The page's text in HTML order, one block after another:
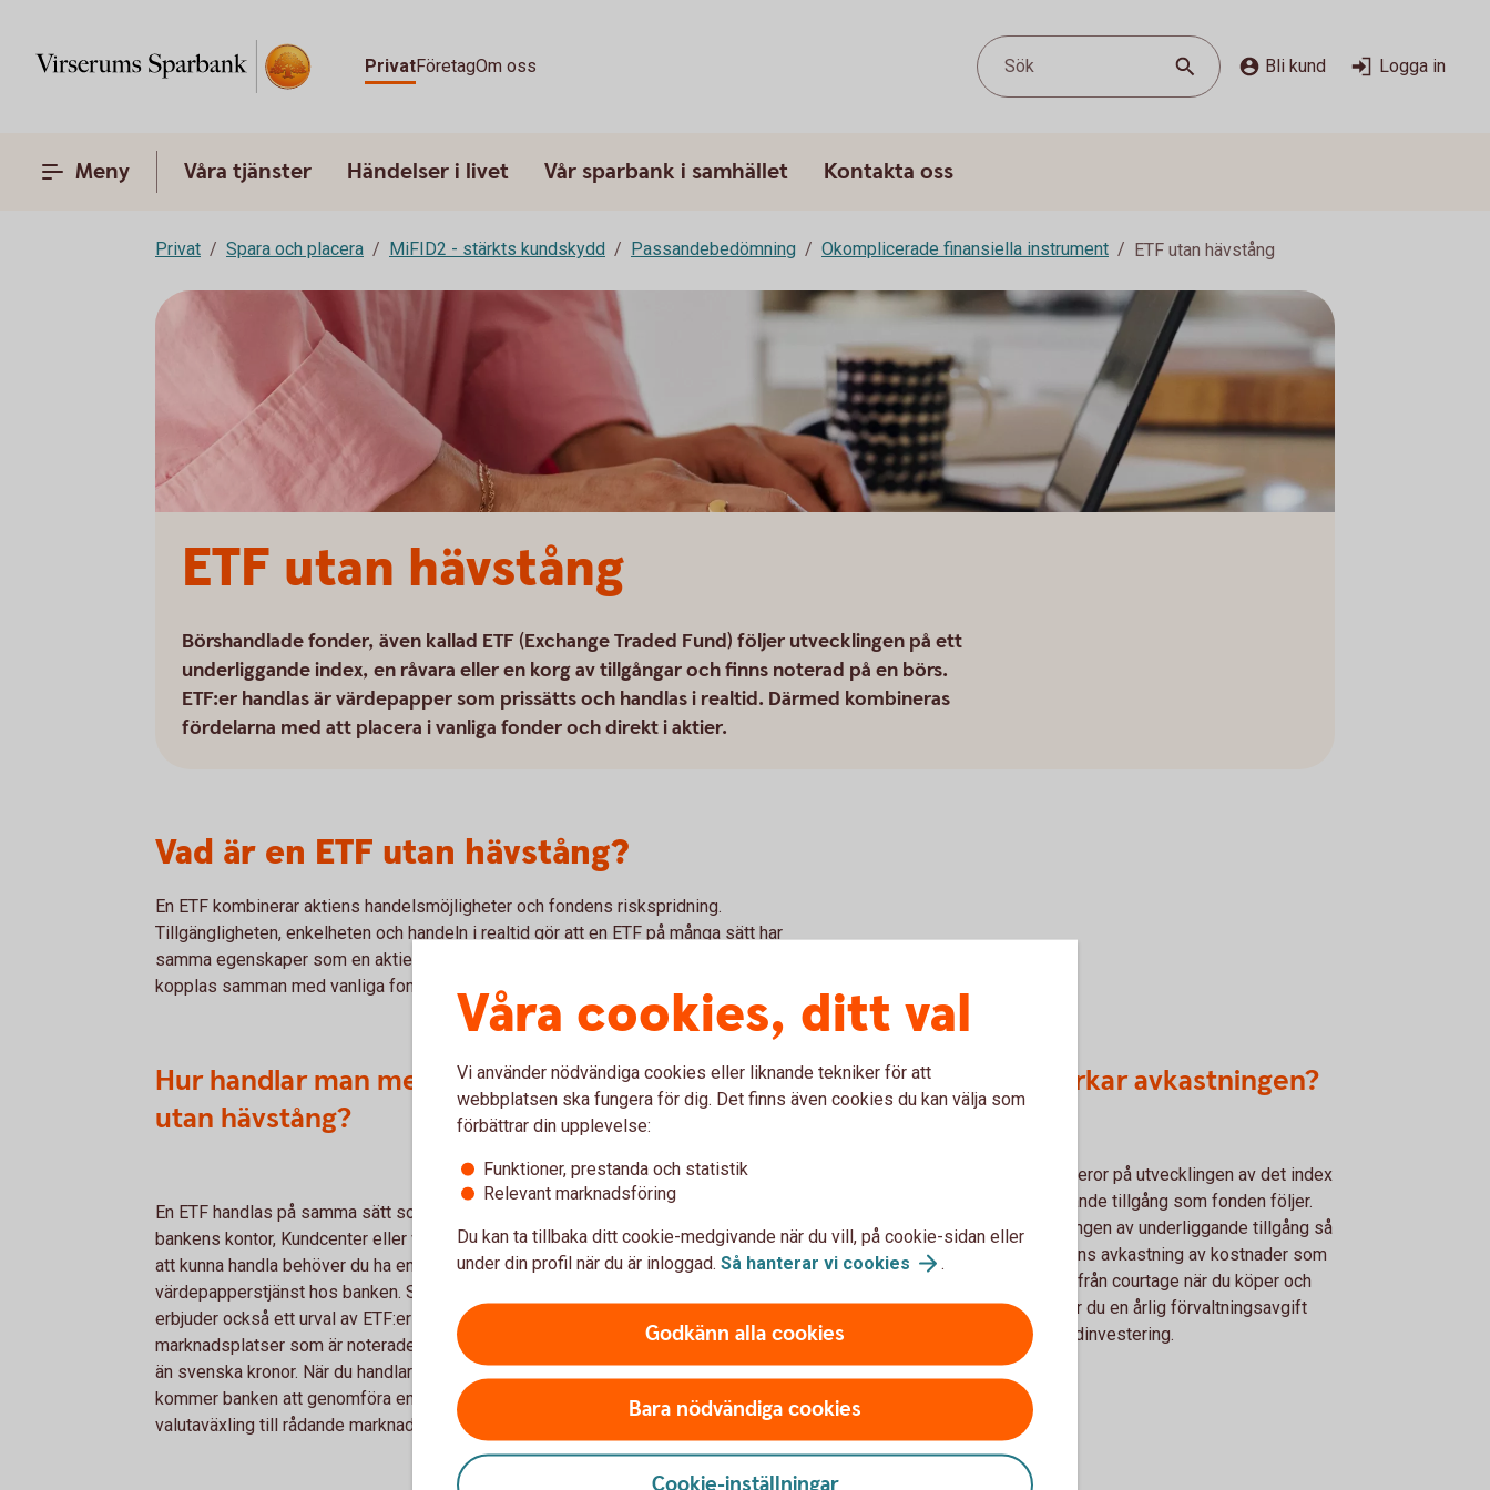
PrivatFöretagOm oss Sök Bli kund Logga in
Meny Våra tjänster Händelser i livet Vår sparbank i samhället Kontakta oss
Privat Spara och placera MiFID2 - stärkts kundskydd Passandebedömning Okomplicerade finansiella instrument ETF utan hävstång
ETF utan hävstång
Börshandlade fonder, även kallad ETF (Exchange Traded Fund) följer utvecklingen på ett
underliggande index, en råvara eller en korg av tillgångar och finns noterad på en börs.
ETF:er handlas är värdepapper som prissätts och handlas i realtid. Därmed kombineras
fördelarna med att placera i vanliga fonder och direkt i aktier.
Vad är en ETF utan hävstång?
En ETF kombinerar aktiens handelsmöjligheter och fondens riskspridning.
Tillgängligheten, enkelheten och handeln i realtid gör att en ETF på många sätt har
samma egenskaper som en aktie. Samtidigt har en ETF fler egenskaper som generellt
kopplas samman med vanliga fonder.
Hur handlar man med ETF:er
utan hävstång?
En ETF handlas på samma sätt som aktier via
bankens kontor, Kundcenter eller via internet. För
att kunna handla behöver du ha en
värdepapperstjänst hos banken. Swedbank
erbjuder också ett urval av ETF:er på utländska
marknadsplatser som är noterade i annan valuta
än svenska kronor. När du handlar med dessa
kommer banken att genomföra en automatisk
valutaväxling till rådande marknadspris.
Vad tar jag för risk?
Att placera i börshandlade fonder kan innebära
både marknadsrisk och valutarisk, precis som
för övriga fonder. Marknadsrisk innebär att
fondens värde både kan öka och minska över tid
investerar i utländska tillgångar eller om fonden
är angiven i en annan valuta. Vissa ETF:er
innehåller motpartsrisk som uppstår vid vissa
Vad påverkar avkastningen?
Avkastningen beror på utvecklingen av det index
eller underliggande tillgång som fonden följer.
Utöver utvecklingen av underliggande tillgång så
påverkas ETF:ens avkastning av kostnader som
tas ut. Bortsett från courtage när du köper och
säljer så betalar du en årlig förvaltningsavgift
som vid en fondinvestering.
Våra cookies, ditt val
Vi använder nödvändiga cookies eller liknande tekniker för att
webbplatsen ska fungera för dig. Det finns även cookies du kan välja som
förbättrar din upplevelse:
Funktioner, prestanda och statistik
Relevant marknadsföring
Du kan ta tillbaka ditt cookie-medgivande när du vill, på cookie-sidan eller
under din profil när du är inloggad. Så hanterar vi cookies .
Godkänn alla cookies
Bara nödvändiga cookies